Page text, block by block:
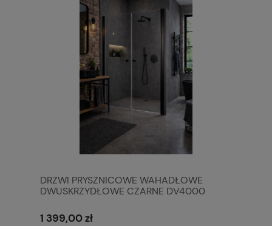
DRZWI PRYSZNICOWE WAHADŁOWE
DWUSKRZYDŁOWE CZARNE DV4000
1 399,00 zł